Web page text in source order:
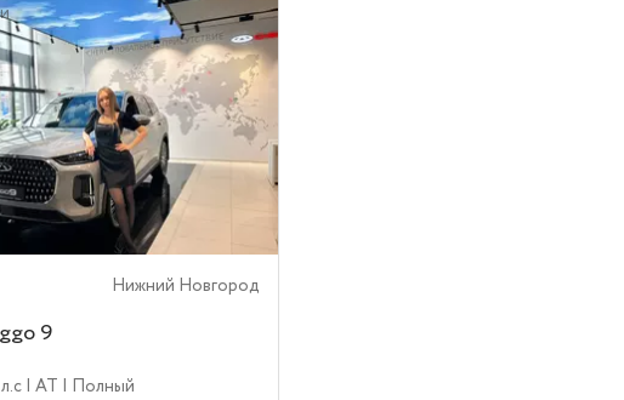
Нижний Новгород
9
| AT | Полный